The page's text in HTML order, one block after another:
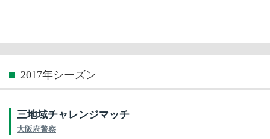
2017年シーズン
三地域チャレンジマッチ
大阪府警察